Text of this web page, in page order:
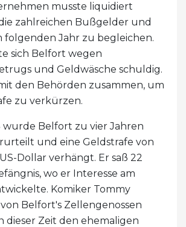
musste liquidiert
zahlreichen Bußgelder und
folgenden Jahr zu begleichen.
sich Belfort wegen
und Geldwäsche schuldig.
den Behörden zusammen, um
zu verkürzen.
wurde Belfort zu vier Jahren
und eine Geldstrafe von
Dollar verhängt. Er saß 22
wo er Interesse am
Komiker Tommy
Belfort's Zellengenossen
dieser Zeit den ehemaligen